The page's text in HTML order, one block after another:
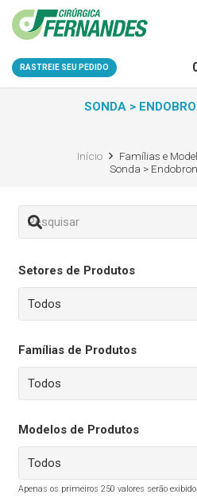
RASTREIE SEU PEDIDO
SONDA >
Início
Famílias e
Sonda >
Setores de Produtos
Famílias de Produtos
Modelos de Produtos
Apenas os primeiros 250 valores serão